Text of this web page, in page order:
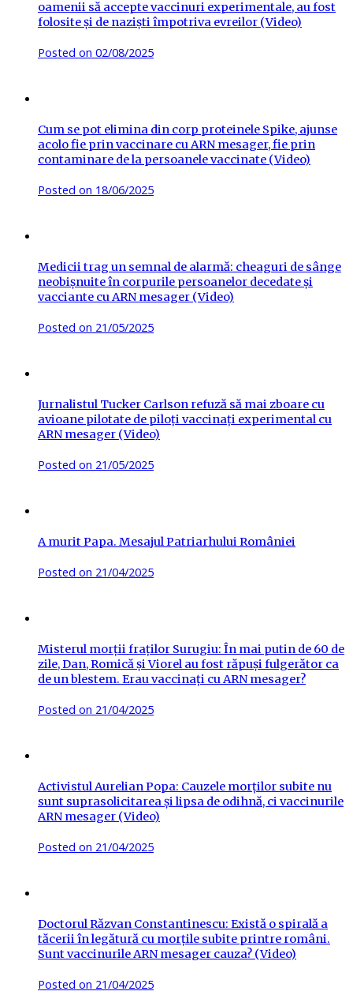
oamenii să accepte vaccinuri experimentale, au fost
folosite și de naziști împotriva evreilor (Video)
Posted on 02/08/2025
Cum se pot elimina din corp proteinele Spike, ajunse
acolo fie prin vaccinare cu ARN mesager, fie prin
contaminare de la persoanele vaccinate (Video)
Posted on 18/06/2025
Medicii trag un semnal de alarmă: cheaguri de sânge
neobișnuite în corpurile persoanelor decedate și
vacciante cu ARN mesager (Video)
Posted on 21/05/2025
Jurnalistul Tucker Carlson refuză să mai zboare cu
avioane pilotate de piloți vaccinați experimental cu
ARN mesager (Video)
Posted on 21/05/2025
A murit Papa. Mesajul Patriarhului României
Posted on 21/04/2025
Misterul morții fraților Surugiu: În mai putin de 60 de
zile, Dan, Romică și Viorel au fost răpuși fulgerător ca
de un blestem. Erau vaccinați cu ARN mesager?
Posted on 21/04/2025
Activistul Aurelian Popa: Cauzele morților subite nu
sunt suprasolicitarea și lipsa de odihnă, ci vaccinurile
ARN mesager (Video)
Posted on 21/04/2025
Doctorul Răzvan Constantinescu: Există o spirală a
tăcerii în legătură cu morțile subite printre români.
Sunt vaccinurile ARN mesager cauza? (Video)
Posted on 21/04/2025